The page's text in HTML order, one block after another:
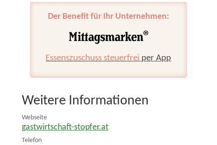
Der Benefit für Ihr Unternehmen:
Essenszuschuss steuerfrei per App
Weitere Informationen
Webseite
gastwirtschaft-stopfer.at
Telefon